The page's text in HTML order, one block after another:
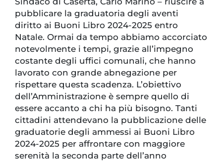
pubblicare la graduatoria degli aventi
diritto ai Buoni Libro 2024-2025 entro
Natale. Ormai da tempo abbiamo accorciato
notevolmente i tempi, grazie all’impegno
costante degli uffici comunali, che hanno
lavorato con grande abnegazione per
rispettare questa scadenza. L’obiettivo
dell’Amministrazione è sempre quello di
essere accanto a chi ha più bisogno. Tanti
cittadini attendevano la pubblicazione delle
graduatorie degli ammessi ai Buoni Libro
2024-2025 per affrontare con maggiore
serenità la seconda parte dell’anno